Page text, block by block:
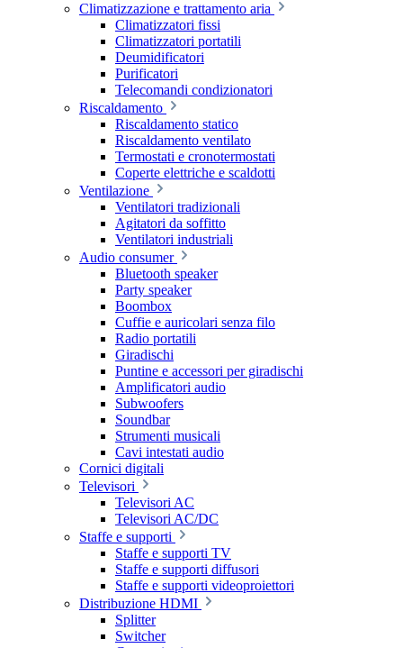
Climatizzazione e trattamento aria
Climatizzatori fissi
Climatizzatori portatili
Deumidificatori
Purificatori
Telecomandi condizionatori
Riscaldamento
Riscaldamento statico
Riscaldamento ventilato
Termostati e cronotermostati
Coperte elettriche e scaldotti
Ventilazione
Ventilatori tradizionali
Agitatori da soffitto
Ventilatori industriali
Audio consumer
Bluetooth speaker
Party speaker
Boombox
Cuffie e auricolari senza filo
Radio portatili
Giradischi
Puntine e accessori per giradischi
Amplificatori audio
Subwoofers
Soundbar
Strumenti musicali
Cavi intestati audio
Cornici digitali
Televisori
Televisori AC
Televisori AC/DC
Staffe e supporti
Staffe e supporti TV
Staffe e supporti diffusori
Staffe e supporti videoproiettori
Distribuzione HDMI
Splitter
Switcher